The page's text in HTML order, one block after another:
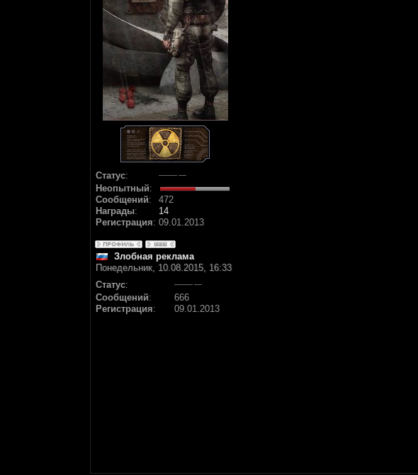
Статус:
Неопытный:
Сообщений:
472
Награды:
14
Регистрация: 09.01.2013
Злобная реклама
Понедельник, 10.08.2015, 16:33
Статус:
Сообщений:
666
Регистрация: 09.01.2013